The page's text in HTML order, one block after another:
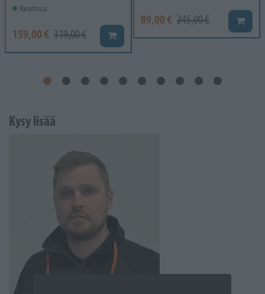
Varastossa
159,00 € 319,00 € Lisää koriin
89,00 € 245,00 € Lisää
Kysy lisää